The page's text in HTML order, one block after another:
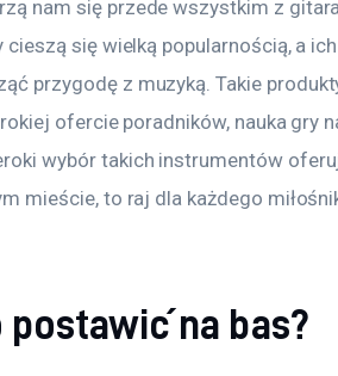
nam się przede wszystkim z
się wielką popularnością, a
przygodę z muzyką. Takie
ofercie poradników, nauka gry
wybór takich instrumentów
mieście, to raj dla każdego
na bas?